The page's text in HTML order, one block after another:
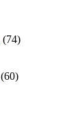
(74)
(60)